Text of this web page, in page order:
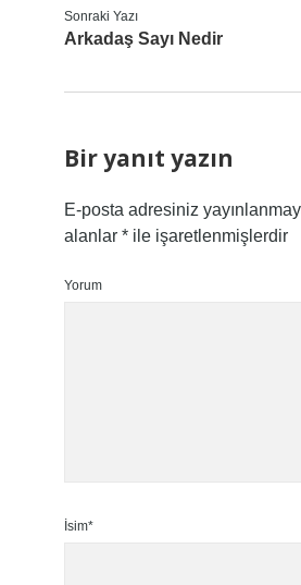
Sonraki Yazı
Arkadaş Sayı Nedir
Bir yanıt yazın
E-posta adresiniz
alanlar *ile işaretlenmişlerdir
Yorum
İsim*